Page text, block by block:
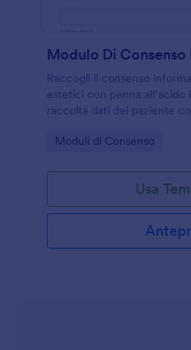
Raccogli il consenso
estetici con penna all’acido
raccolta dati del paziente
Go to Category:
Moduli di Consenso
Usa